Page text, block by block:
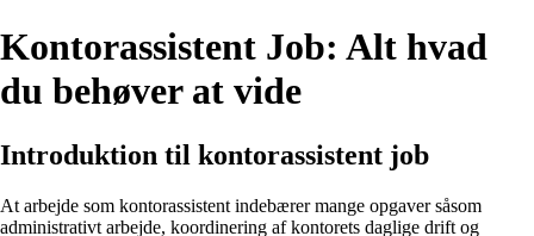
Kontorassistent Job: Alt hvad
du behøver at vide
Introduktion til kontorassistent job
At arbejde som kontorassistent indebærer mange opgaver såsom
administrativt arbejde, koordinering af kontorets daglige drift og